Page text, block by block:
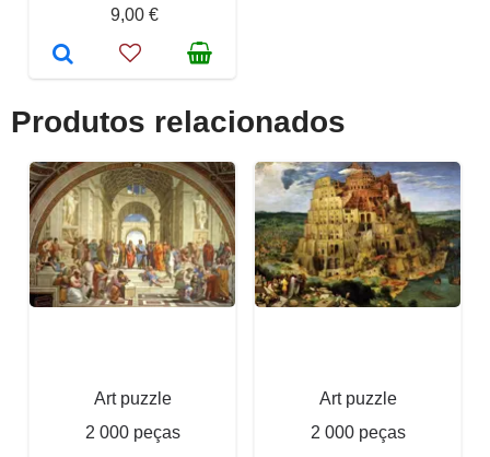
9,00 €
Produtos relacionados
Art puzzle
2 000 peças
Art puzzle
2 000 peças